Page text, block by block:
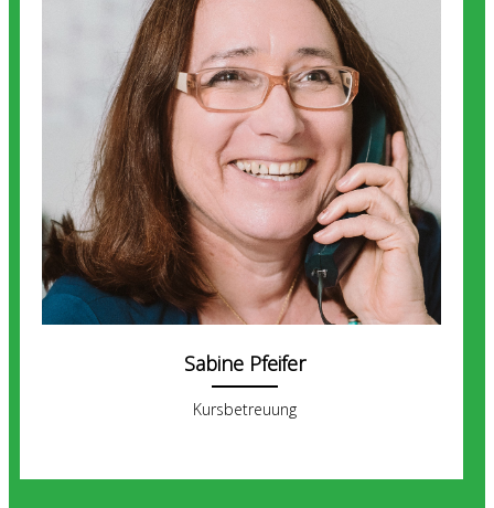
Sabine Pfeifer
Kursbetreuung